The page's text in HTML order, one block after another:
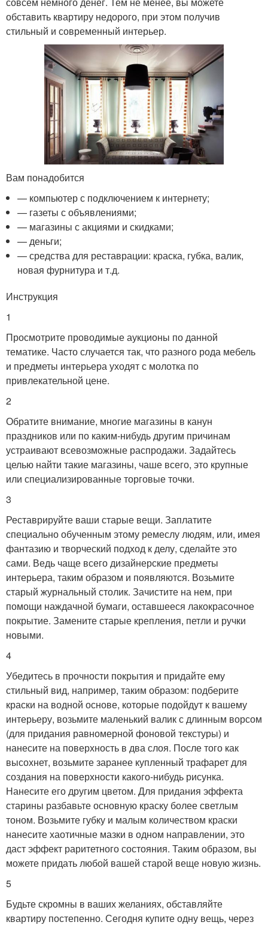
обставить квартиру недорого, при этом получив
стильный и современный интерьер.
Вам понадобится
— компьютер с подключением к интернету;
— газеты с объявлениями;
— магазины с акциями и скидками;
— деньги;
— средства для реставрации: краска, губка, валик,
новая фурнитура и т.д.
Инструкция
1
Просмотрите проводимые аукционы по данной
тематике. Часто случается так, что разного рода мебель
и предметы интерьера уходят с молотка по
привлекательной цене.
2
Обратите внимание, многие магазины в канун
праздников или по каким-нибудь другим причинам
устраивают всевозможные распродажи. Задайтесь
целью найти такие магазины, чаше всего, это крупные
или специализированные торговые точки.
3
Реставрируйте ваши старые вещи. Заплатите
специально обученным этому ремеслу людям, или, имея
фантазию и творческий подход к делу, сделайте это
сами. Ведь чаще всего дизайнерские предметы
интерьера, таким образом и появляются. Возьмите
старый журнальный столик. Зачистите на нем, при
помощи наждачной бумаги, оставшееся лакокрасочное
покрытие. Замените старые крепления, петли и ручки
новыми.
4
Убедитесь в прочности покрытия и придайте ему
стильный вид, например, таким образом: подберите
краски на водной основе, которые подойдут к вашему
интерьеру, возьмите маленький валик с длинным ворсом
(для придания равномерной фоновой текстуры) и
нанесите на поверхность в два слоя. После того как
высохнет, возьмите заранее купленный трафарет для
создания на поверхности какого-нибудь рисунка.
Нанесите его другим цветом. Для придания эффекта
старины разбавьте основную краску более светлым
тоном. Возьмите губку и малым количеством краски
нанесите хаотичные мазки в одном направлении, это
даст эффект раритетного состояния. Таким образом, вы
можете придать любой вашей старой веще новую жизнь.
5
Будьте скромны в ваших желаниях, обставляйте
квартиру постепенно. Сегодня купите одну вещь, через